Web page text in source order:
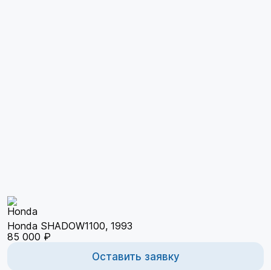
Honda SHADOW1100, 1993
85 000 ₽
Оставить заявку